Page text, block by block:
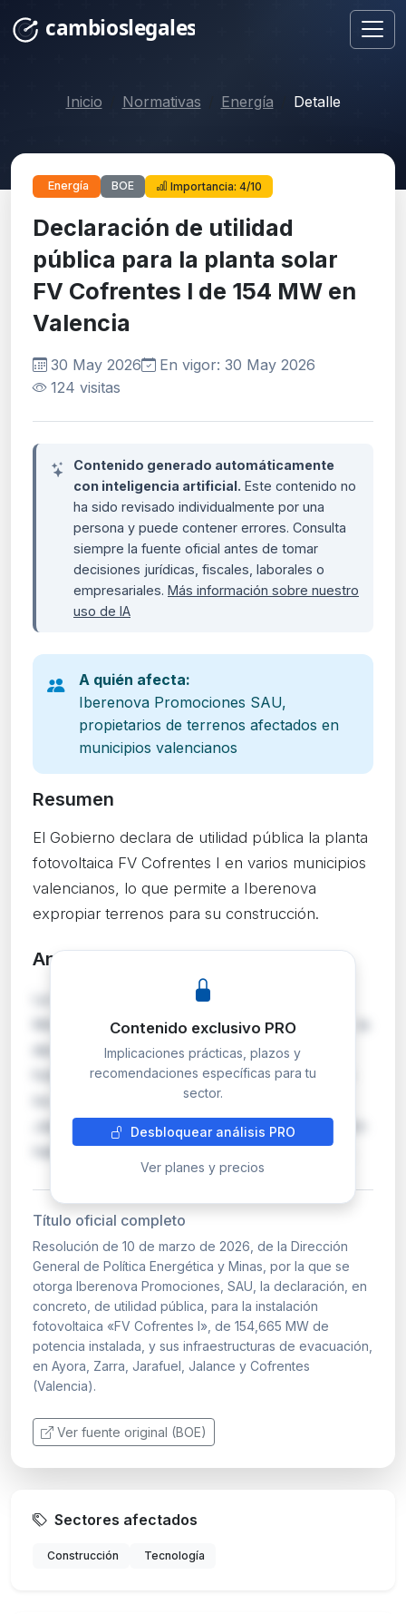
Inicio Normativas Energía Detalle
Energía BOE Importancia: 4/10
Declaración de utilidad
pública para la planta solar
FV Cofrentes I de 154 MW en
Valencia
30 May 2026
En vigor: 30 May 2026
124 visitas
Contenido generado automáticamente
con inteligencia artificial. Este contenido no
ha sido revisado individualmente por una
persona y puede contener errores. Consulta
siempre la fuente oficial antes de tomar
decisiones jurídicas, fiscales, laborales o
empresariales. Más información sobre nuestro
uso de IA
A quién afecta:
Iberenova Promociones SAU,
propietarios de terrenos afectados en
municipios valencianos
Resumen
El Gobierno declara de utilidad pública la planta
fotovoltaica FV Cofrentes I en varios municipios
valencianos, lo que permite a Iberenova
expropiar terrenos para su construcción.
Análisis detallado
La Dirección General de Política Energética y
Minas otorga a Iberenova Promociones, SAU, la
declaración de utilidad pública para la planta
fotovoltaica FV Cofrentes I de 154,665 MW en
los municipios de Ayora, Zarra, Jarafuel,
Jalance y Cofrentes (Valencia). Esta declaración
habilita legalmente la expropiación forzosa d…
Contenido exclusivo PRO
Implicaciones prácticas, plazos y
recomendaciones específicas para tu
sector.
Desbloquear análisis PRO
Ver planes y precios
Título oficial completo
Resolución de 10 de marzo de 2026, de la Dirección
General de Política Energética y Minas, por la que se
otorga Iberenova Promociones, SAU, la declaración, en
concreto, de utilidad pública, para la instalación
fotovoltaica «FV Cofrentes I», de 154,665 MW de
potencia instalada, y sus infraestructuras de evacuación,
en Ayora, Zarra, Jarafuel, Jalance y Cofrentes
(Valencia).
Ver fuente original (BOE)
Sectores afectados
Construcción Tecnología